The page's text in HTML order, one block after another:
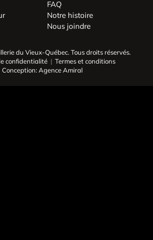
FAQ
Notre histoire
Nous joindre
du Vieux-Québec. Tous droits réservés.
confidentialité
Termes et conditions
Conception: Agence Amiral